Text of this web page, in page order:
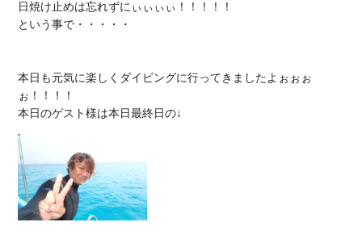
日焼け止めは忘れずにぃぃぃぃ！！！！！
という事で・・・・・
本日も元気に楽しくダイビングに行ってきましたよぉぉぉ
ぉ！！！！